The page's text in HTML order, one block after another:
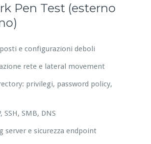
Pen Test (esterno
e configurazioni deboli
rete e lateral movement
privilegi, password policy,
SSH, SMB, DNS
server e sicurezza endpoint